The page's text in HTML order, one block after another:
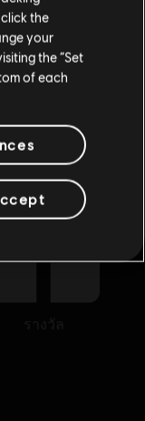
ยการ
ม่ต้องมองไปไหนนอกจาก
ล่นเกมด้วยเกมใหม่ๆ,
ง Ubisoft ไปได้ เช่น aAss
ศ
the
your
the “Set
of each